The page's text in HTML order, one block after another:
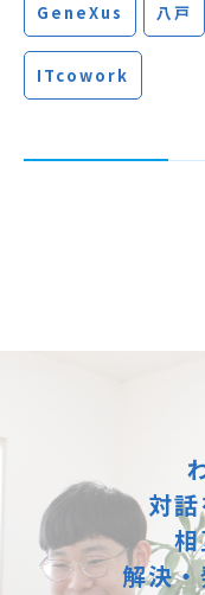
GeneXus 八戸
ITcowork
対
解決